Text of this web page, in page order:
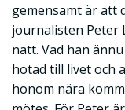
gemensamt är att
journalisten Peter
natt. Vad han
hotad till livet och
honom nära